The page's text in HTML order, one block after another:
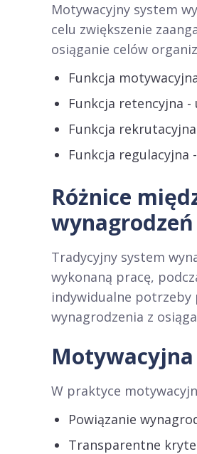
Motywacyjny system
celu zwiększenie
osiąganie celów
Funkcja
Funkcja retencyjna
Funkcja
Funkcja
Różnice
wynagrodzeń
Tradycyjny system
wykonaną pracę,
indywidualne potrzeby
wynagrodzenia z
W praktyce
Powiązanie
Transparentne